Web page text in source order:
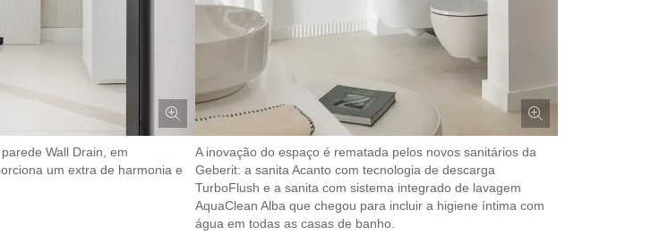
Wall Drain, em
um extra de harmonia e
A inovação do espaço é rematada pelos novos sanitários da
Geberit: a sanita Acanto com tecnologia de descarga
TurboFlush e a sanita com sistema integrado de lavagem
AquaClean Alba que chegou para incluir a higiene íntima com
água em todas as casas de banho.